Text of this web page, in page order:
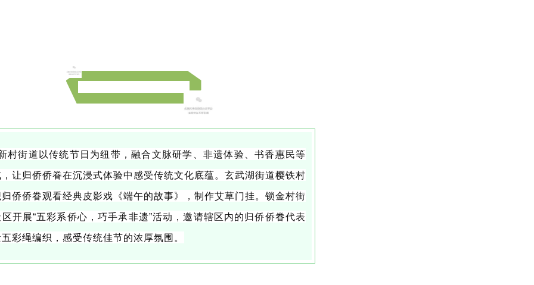
街道以传统节日为纽带，融合文脉研学、非遗体验、书香惠民等
让归侨侨眷在沉浸式体验中感受传统文化底蕴。玄武湖街道樱铁村
侨侨眷观看经典皮影戏《端午的故事》，制作艾草门挂。锁金村街
开展“五彩系侨心，巧手承非遗”活动，邀请辖区内的归侨侨眷代表
彩绳编织，感受传统佳节的浓厚氛围。